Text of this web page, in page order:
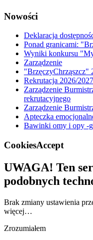
Nowości
Deklaracja
Ponad granicami:
Wyniki konkursu
Zarządzenie
"BrzęczyChrząszcz"
Rekrutacja 2026/2027
Zarządzenie
rekrutacyjnego
Zarządzenie
Apteczka
Bawinki omy i opy -
CookiesAccept
UWAGA! Ten
podobnych
Brak zmiany ustawienia
więcej…
Zrozumiałem